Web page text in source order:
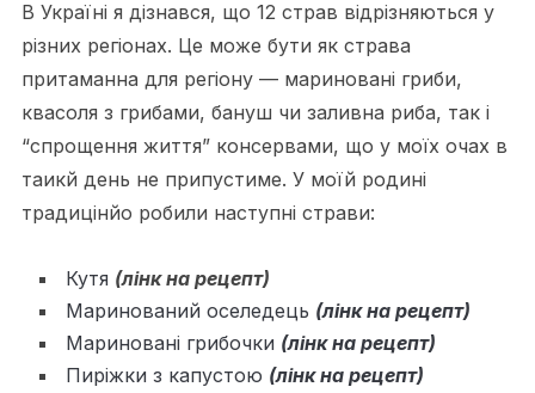
В Україні я дізнався, що 12 страв відрізняються у
різних регіонах. Це може бути як страва
притаманна для регіону — мариновані гриби,
квасоля з грибами, бануш чи заливна риба, так і
“спрощення життя” консервами, що у моїх очах в
таикй день не припустиме. У моїй родині
традицінйо робили наступні страви:
Кутя (лінк на рецепт)
Маринований оселедець (лінк на рецепт)
Мариновані грибочки (лінк на рецепт)
Пиріжки з капустою (лінк на рецепт)